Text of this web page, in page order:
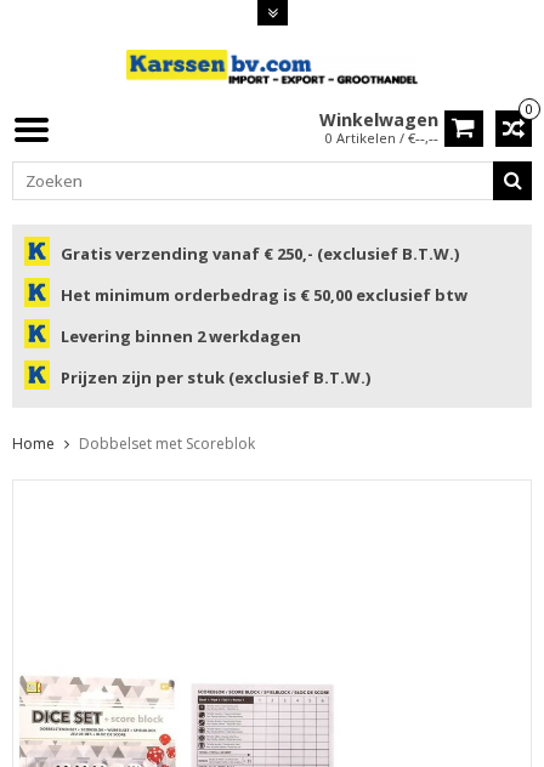
0
Winkelwagen
0 Artikelen / €--,--
Gratis verzending vanaf € 250,- (exclusief B.T.W.)
Het minimum orderbedrag is € 50,00 exclusief btw
Levering binnen 2 werkdagen
Prijzen zijn per stuk (exclusief B.T.W.)
Home Dobbelset met Scoreblok